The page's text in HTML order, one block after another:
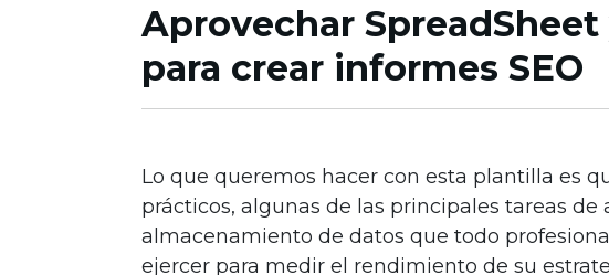
Aprovechar
para crear informes SEO
Lo que queremos hacer con esta plantilla es
prácticos, algunas de las principales tareas de
almacenamiento de datos que todo
ejercer para medir el rendimiento de su